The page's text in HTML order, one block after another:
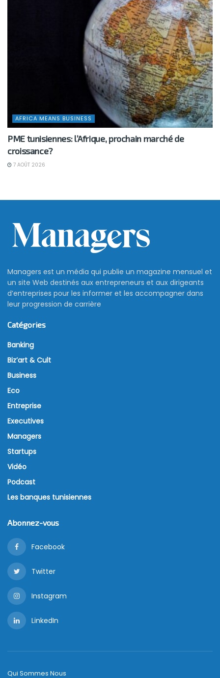
AFRICA MEANS BUSINESS
PME tunisiennes: l’Afrique, prochain marché de
croissance?
7 AOÛT 2026
Managers est un média qui publie un magazine mensuel et
un site Web destinés aux entrepreneurs et aux dirigeants
d’entreprises pour les informer et les accompagner dans
leur progression de carrière
Catégories
Banking
Biz’art & Cult
Business
Eco
Entreprise
Executives
Managers
Startups
Vidéo
Podcast
Les banques tunisiennes
Abonnez-vous
Facebook
Twitter
Instagram
LinkedIn
Qui Sommes Nous